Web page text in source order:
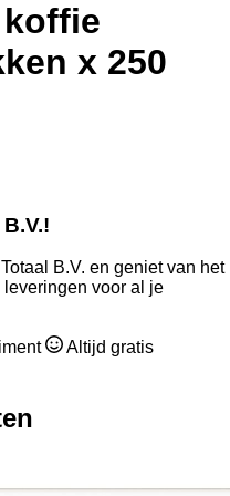
x 250
B.V. en geniet van het
voor al je
Altijd gratis